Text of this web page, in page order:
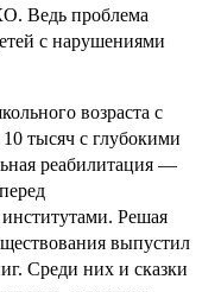
Ведь проблема
с нарушениями
возраста с
тысяч с глубокими
реабилитация —
Решая
выпустил
Среди них и сказки